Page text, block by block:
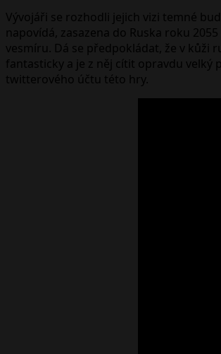
Vývojáři se rozhodli jejich vizi temné
napovídá, zasazena do Ruska roku
vesmíru. Dá se předpokládat, že v kůži
fantasticky a je z něj cítit opravdu velký
twitterového účtu této hry.